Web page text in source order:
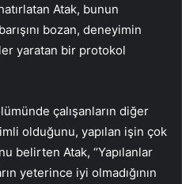
Atak, bunun
bozan, deneyimin
yaratan bir protokol
çalışanların diğer
olduğunu, yapılan işin çok
belirten Atak, “Yapılanlar
yeterince iyi olmadığının